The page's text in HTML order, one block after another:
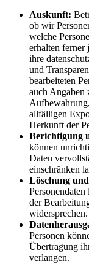
Auskunft:
ob wir
welche
erhalten ferner
ihre
und
bearbeiteten
auch Angaben
allfälligen
Herkunft der
Berichtigung
können
Daten
einschränken
Löschung
der
widersprechen.
Personen
Übertragung
verlangen.